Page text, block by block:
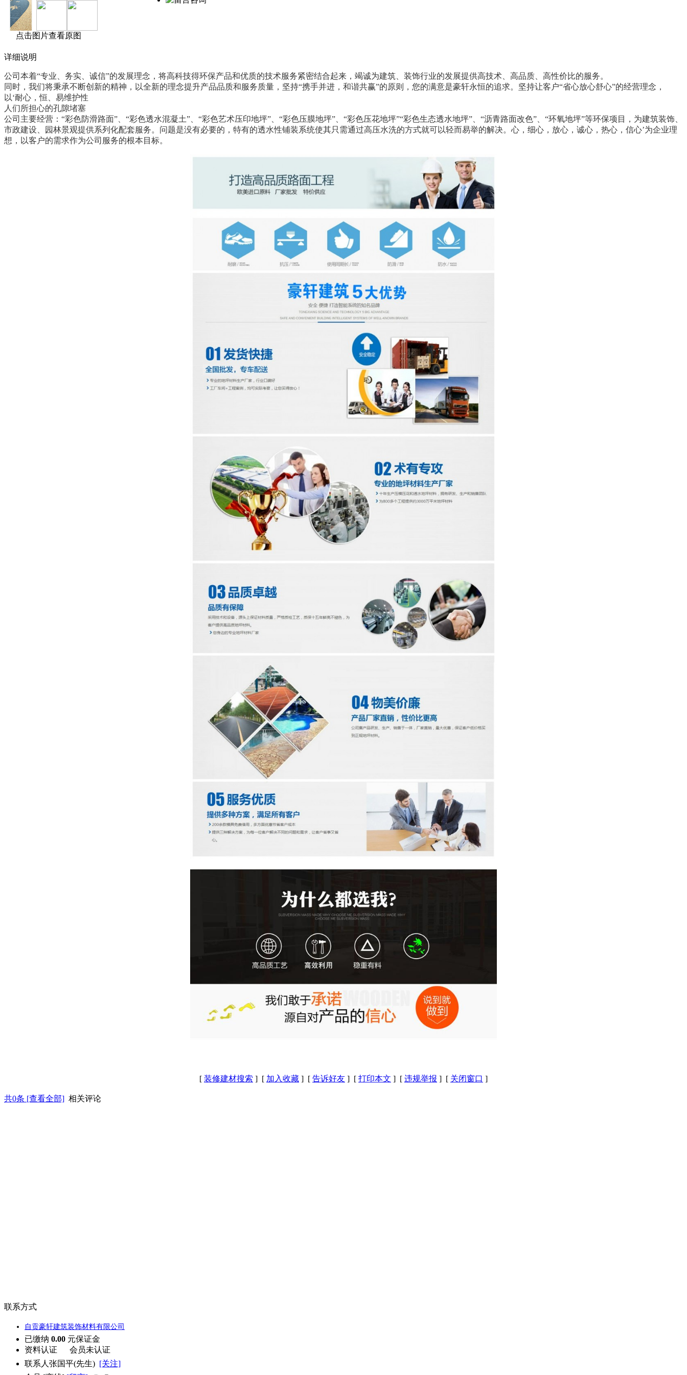
点击图片查看原图
详细说明
公司本着“专业、务实、诚信”的发展理念，将高科技得环保产品和优质的技术服务紧密结合起来，竭诚为建筑、装饰行业的发展提供高技术、高品质、高性价比的服务。
同时，我们将秉承不断创新的精神，以全新的理念提升产品品质和服务质量，坚持“携手并进，和谐共赢”的原则，您的满意是豪轩永恒的追求。坚持让客户“省心放心舒心”的经营理念，
以‘耐心，恒、易维护性
人们所担心的孔隙堵塞
公司主要经营：“彩色防滑路面”、“彩色透水混凝土”、“彩色艺术压印地坪”、“彩色压膜地坪”、“彩色压花地坪”“彩色生态透水地坪”、“沥青路面改色”、“环氧地坪”等环保项目，为建筑装饰、
市政建设、园林景观提供系列化配套服务。问题是没有必要的，特有的透水性铺装系统使其只需通过高压水洗的方式就可以轻而易举的解决。心，细心，放心，诚心，热心，信心’为企业理
想，以客户的需求作为公司服务的根本目标。
[ 装修建材搜索 ] [ 加入收藏 ] [ 告诉好友 ] [ 打印本文 ] [ 违规举报 ] [ 关闭窗口 ]
共0条 [查看全部] 相关评论
联系方式
自贡豪轩建筑装饰材料有限公司
已缴纳 0.00 元保证金
资料认证
会员未认证
联系人 张国平(先生) [关注]